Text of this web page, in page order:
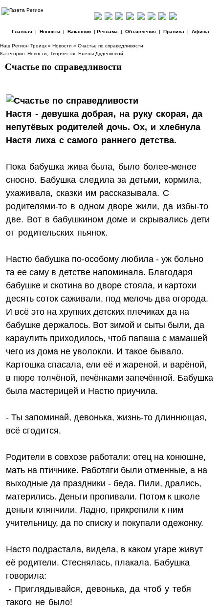
Главная| Новости| Вакансии| Реклама | Объявления| Правила | Афиша
Наш Регион Троицк » Новости » Счастье по справедливости
Категория: Новости Творчество Елены Дуденковой
Счастье по справедливости
Настя - девушка добрая, на руку скорая, да
непутёвых родителей дочь. Ох, и хлебнула
Настя лиха с самого раннего детства.
Пока бабушка жива была, было более-менее
сносно. Бабушка следила за детьми, кормила,
ухаживала, сказки им рассказывала. С
родителями-то в одном дворе жили, да избы-то
две. Вот в бабушкином доме и скрывались дети
от родительских пьянок.
Настю бабушка по-особому любила - уж больно
та ее саму в детстве напоминала. Благодаря
бабушке и скотина во дворе стояла, и картохи
десять соток саживали, под мелочь два огорода.
И всё это на хрупких детских плечиках да на
бабушке держалось. Вот зимой и сыты были, да
караулить приходилось, чтоб папаша с мамашей
чего из дома не уволокли. И такое бывало.
Картошка спасала, ели её и жареной, и варёной,
в пюре толчёной, печёнками запечённой. Бабушка
была мастерицей и Настю приучила.
- Ты запоминай, девонька, жизнь-то длиннющая,
всё сгодится.
Родители в совхозе работали: отец на конюшне,
мать на птичнике. Работяги были отменные, а на
выходные да праздники - беда. Пили, дрались,
матерились. Деньги пропивали. Потом к школе
деньги клянчили. Ладно, прикрепили к ним
учительницу, да по списку и покупали одежонку.
Настя подрастала, видела, в каком угаре живут
её родители. Стеснялась, плакала. Бабушка
говорила:
- Приглядывайся, девонька, да чтоб у тебя
такого не было!